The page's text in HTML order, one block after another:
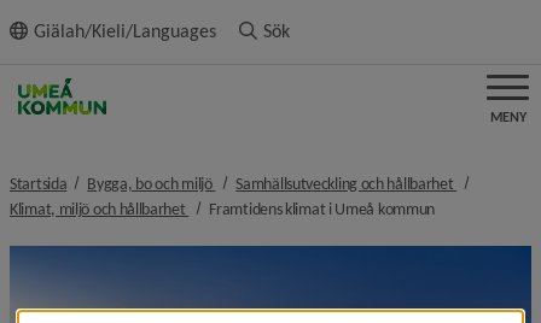
innehållet
Giälah/Kieli/Languages Sök
MENY
Startsida Bygga, bo och miljö nivå i brödsmulenavigeringen
Samhällsutveckling och hållbarhet nivå i
Klimat, miljö och hållbarhet nivå i brödsmulenavigeringen
Framtidens klimat i Umeå kommunnivå i